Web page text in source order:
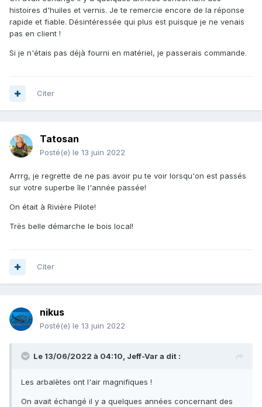
histoires d'huiles et vernis. Je te remercie encore de la réponse
rapide et fiable. Désintéressée qui plus est puisque je ne venais
pas en client !
Si je n'étais pas déjà fourni en matériel, je passerais commande.
Citer
Tatosan
Posté(e) le 13 juin 2022
Arrrg, je regrette de ne pas avoir pu te voir lorsqu'on est passés
sur votre superbe île l'année passée!
On était à Rivière Pilote!
Très belle démarche le bois local!
Citer
nikus
Posté(e) le 13 juin 2022
Le 13/06/2022 à 04:10, Jeff-Vara dit :
Les arbalètes ont l'air magnifiques !
On avait échangé il y a quelques années concernant des